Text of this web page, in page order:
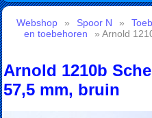
Webshop » Spoor N »
en toebehoren
» Arnold
Arnold 1210b
57,5 mm, bruin